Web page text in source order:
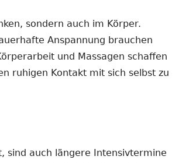
sondern auch im Körper.
Anspannung brauchen
und Massagen schaffen
ruhigen Kontakt mit sich selbst zu
sind auch längere Intensivtermine